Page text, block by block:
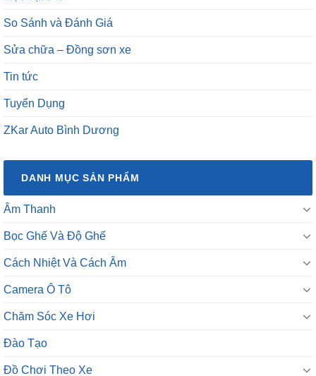
So Sánh và Đánh Giá
Sửa chữa – Đồng sơn xe
Tin tức
Tuyển Dụng
ZKar Auto Bình Dương
DANH MỤC SẢN PHẨM
Âm Thanh
Bọc Ghế Và Độ Ghế
Cách Nhiệt Và Cách Âm
Camera Ô Tô
Chăm Sóc Xe Hơi
Đào Tạo
Đồ Chơi Theo Xe